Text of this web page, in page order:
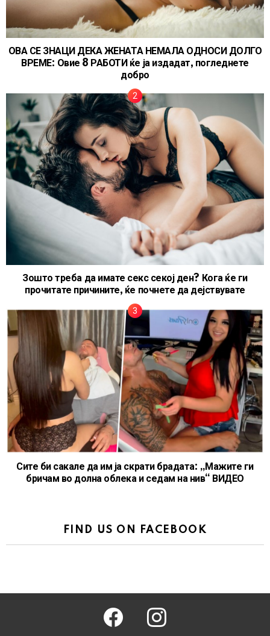
ОВА СЕ ЗНАЦИ ДЕКА ЖЕНАТА НЕМАЛА ОДНОСИ ДОЛГО
ВРЕМЕ: Овие 8 РАБОТИ ќе ја издадат, погледнете
добро
Зошто треба да имате секс секој ден? Кога ќе ги
прочитате причините, ќе почнете да дејствувате
Сите би сакале да им ја скрати брадата: „Мажите ги
бричам во долна облека и седам на нив“ ВИДЕО
FIND US ON FACEBOOK
facebook instagram